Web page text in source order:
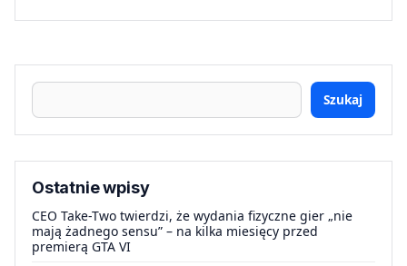
Szukaj
Ostatnie wpisy
CEO Take-Two twierdzi, że wydania fizyczne gier „nie
mają żadnego sensu” – na kilka miesięcy przed
premierą GTA VI